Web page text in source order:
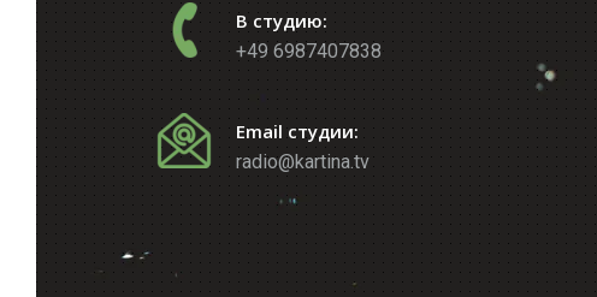
В студию:
+49 6987407838
Email студии:
radio@kartina.tv